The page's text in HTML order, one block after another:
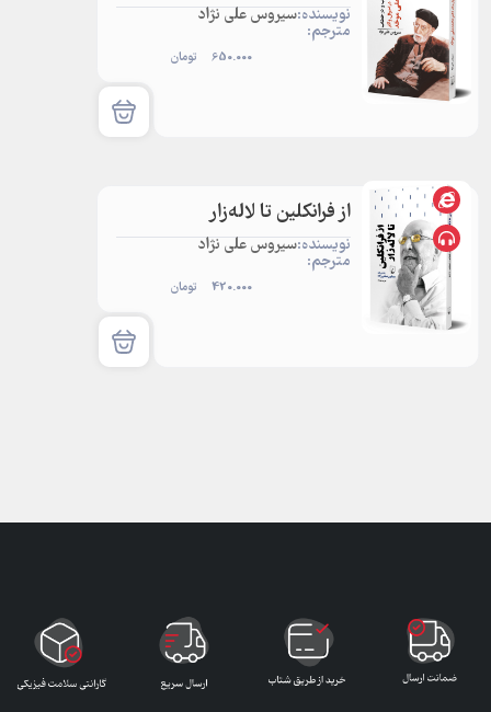
نویسنده:سیروس علی نژاد
مترجم:
650.000 تومان
از فرانکلین تا لاله‌زار
نویسنده:سیروس علی نژاد
مترجم:
420.000 تومان